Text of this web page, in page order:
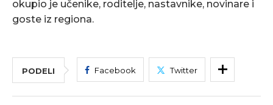
okupio je učenike, roditelje, nastavnike, novinare i
goste iz regiona.
PODELI Facebook Twitter